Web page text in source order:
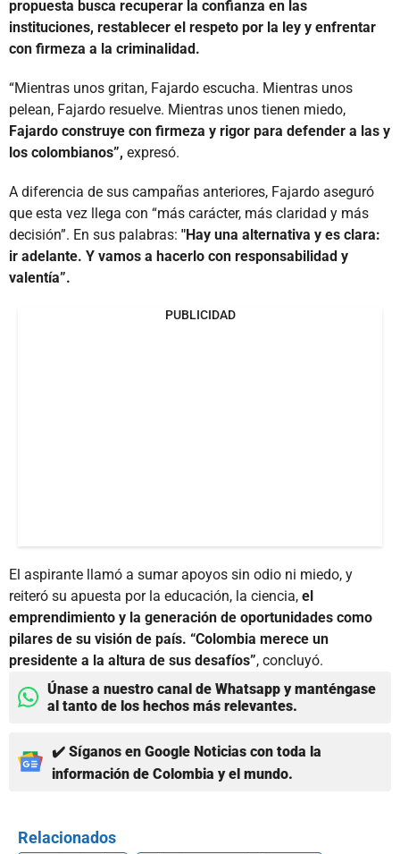
propuesta busca recuperar la confianza en las
instituciones, restablecer el respeto por la ley y enfrentar
con firmeza a la criminalidad.
“Mientras unos gritan, Fajardo escucha. Mientras unos
pelean, Fajardo resuelve. Mientras unos tienen miedo,
Fajardo construye con firmeza y rigor para defender a las y
los colombianos”, expresó.
A diferencia de sus campañas anteriores, Fajardo aseguró
que esta vez llega con “más carácter, más claridad y más
decisión”. En sus palabras: "Hay una alternativa y es clara:
ir adelante. Y vamos a hacerlo con responsabilidad y
valentía”.
PUBLICIDAD
El aspirante llamó a sumar apoyos sin odio ni miedo, y
reiteró su apuesta por la educación, la ciencia, el
emprendimiento y la generación de oportunidades como
pilares de su visión de país. “Colombia merece un
presidente a la altura de sus desafíos”, concluyó.
Únase a nuestro canal de Whatsapp y manténgase
al tanto de los hechos más relevantes.
✔️ Síganos en Google Noticias con toda la
información de Colombia y el mundo.
Relacionados